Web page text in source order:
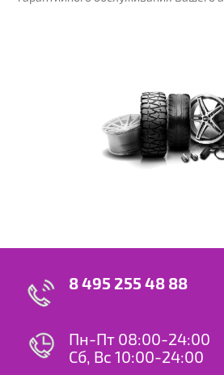
8 495 255 48 88
Пн-Пт 08:00-24:00
Сб, Вс 10:00-24:00